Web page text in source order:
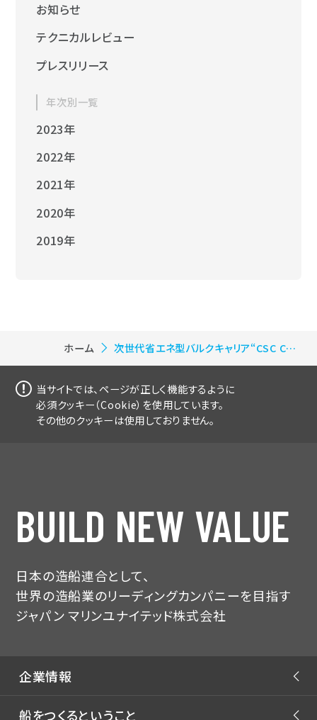
お知らせ
テクニカルレビュー
プレスリリース
年次別一覧
2023年
2022年
2021年
2020年
2019年
ホーム 次世代省エネ型バルクキャリア“CSC CREATOR”引渡
当サイトでは、ページが正しく機能するように
必須クッキー（Cookie）を使用しています。
その他のクッキーは使用しておりません。
BUILD NEW VALUE
日本の造船連合として、
世界の造船業のリーディングカンパニーを目指す
ジャパン マリンユナイテッド株式会社
企業情報
ごあいさつ
船をつくるということ